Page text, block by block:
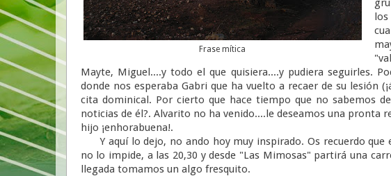
Frase mítica
Mayte, Miguel....y todo el que quisiera....y pudiera seguirles.
donde nos esperaba Gabri que ha vuelto a recaer de su lesión
cita dominical. Por cierto que hace tiempo que no sabemos
noticias de él?. Alvarito no ha venido....le deseamos una pronta
hijo ¡enhorabuena!.
Y aquí lo dejo, no ando hoy muy inspirado. Os recuerdo que
no lo impide, a las 20,30 y desde "Las Mimosas" partirá una
llegada tomamos un algo fresquito.